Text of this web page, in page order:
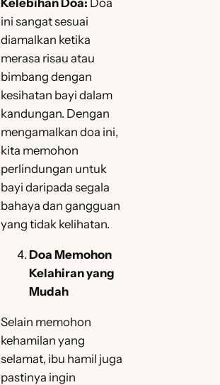
Kelebihan Doa: Doa
ini sangat sesuai
diamalkan ketika
merasa risau atau
bimbang dengan
kesihatan bayi dalam
kandungan. Dengan
mengamalkan doa ini,
kita memohon
perlindungan untuk
bayi daripada segala
bahaya dan gangguan
yang tidak kelihatan.
Doa Memohon
Kelahiran yang
Mudah
Selain memohon
kehamilan yang
selamat, ibu hamil juga
pastinya ingin